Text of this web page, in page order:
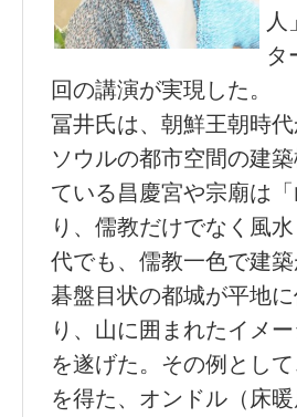
人
タ
回の講演が実現した。
冨井氏は、朝鮮王朝時
ソウルの都市空間の建
ている昌慶宮や宗廟は
り、儒教だけでなく風
代でも、儒教一色で建
碁盤目状の都城が平地
り、山に囲まれたイメ
を遂げた。その例とし
を得た、オンドル（床